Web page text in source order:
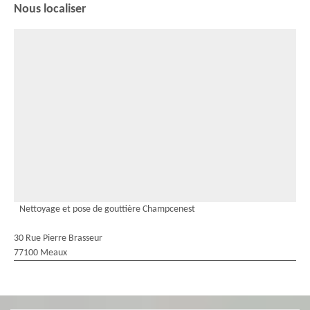
Nous localiser
Nettoyage et pose de gouttière Champcenest
30 Rue Pierre Brasseur
77100 Meaux